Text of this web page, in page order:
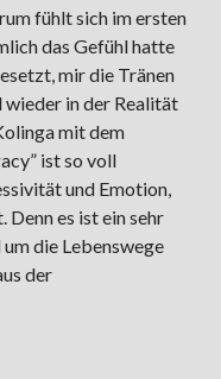
fühlt sich im ersten
das Gefühl hatte
mir die Tränen
wieder in der Realität
mit dem
ist so voll
und Emotion,
Denn es ist ein sehr
die Lebenswege
der